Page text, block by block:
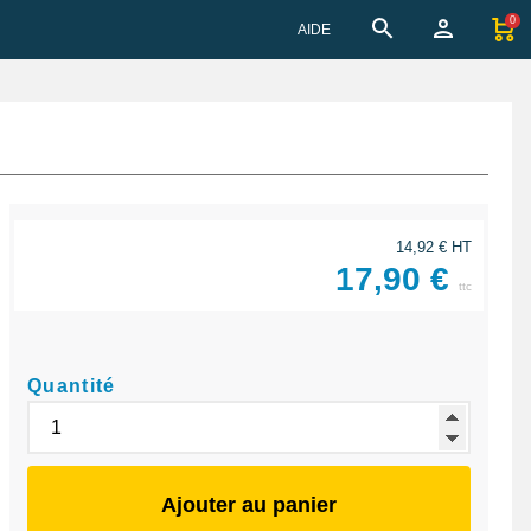
AIDE
0
14,92 € HT
17,90 € ttc
Quantité
Ajouter au panier